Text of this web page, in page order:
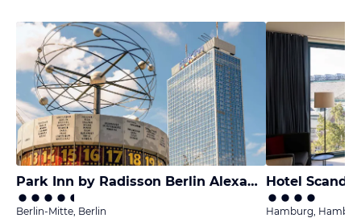
Park Inn by Radisson Berlin Alexanderplatz
Berlin-Mitte, Berlin
Hotel
Hamburg,